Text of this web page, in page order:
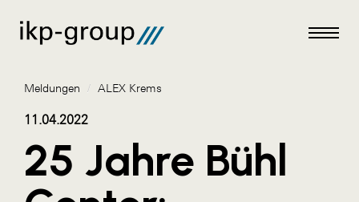
Meldungen
Meldungen / ALEX Krems
11.04.2022
25 Jahre Bühl